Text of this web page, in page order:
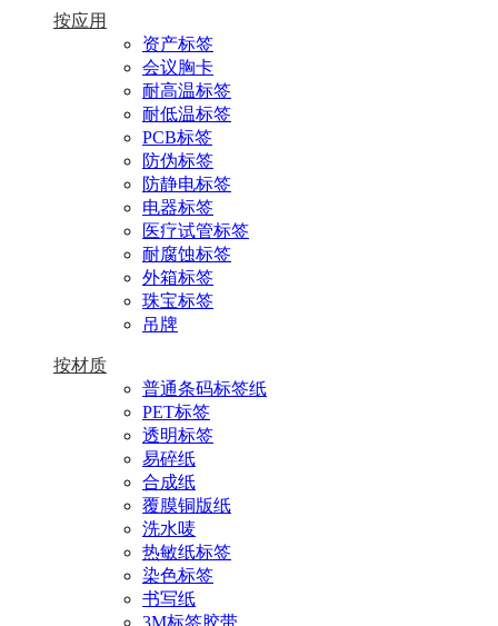
按应用
资产标签
会议胸卡
耐高温标签
耐低温标签
PCB标签
防伪标签
防静电标签
电器标签
医疗试管标签
耐腐蚀标签
外箱标签
珠宝标签
吊牌
按材质
普通条码标签纸
PET标签
透明标签
易碎纸
合成纸
覆膜铜版纸
洗水唛
热敏纸标签
染色标签
书写纸
3M标签胶带